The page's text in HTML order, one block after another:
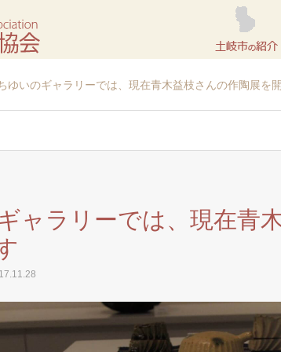
ゆいのギャラリーでは、現在青木益枝さんの作陶展を
ャラリーでは、現在青